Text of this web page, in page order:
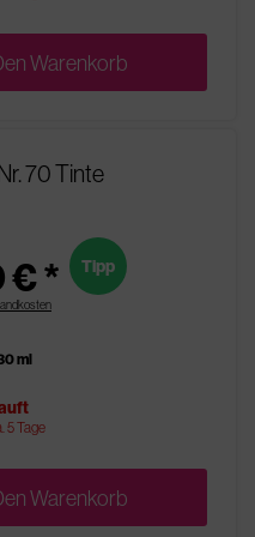
Warenkorb
70 Tinte
€ * Tipp
ml
5 Tage
Warenkorb